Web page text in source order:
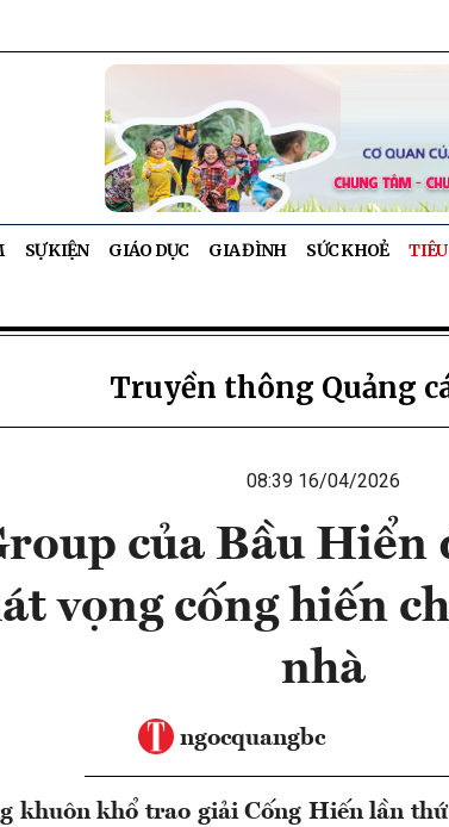
SỰ KIỆN GIÁO DỤC GIA ĐÌNH SỨC KHOẺ
Truyền thông Quảng
08:39 16/04/2026
của Bầu Hiển
vọng cống hiến
nhà
ngocquangbc
khuôn khổ trao giải Cống Hiến lần